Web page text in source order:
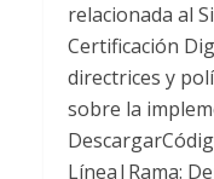
relacionada al
Certificación
directrices y
sobre la
Línea|Rama: